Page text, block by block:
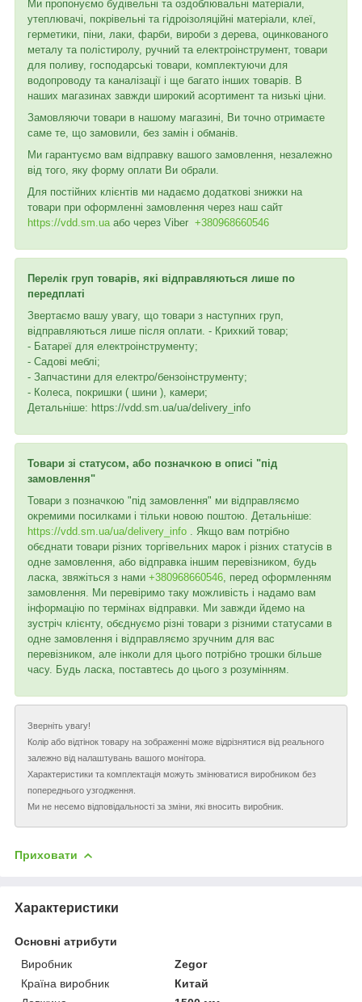
Ми пропонуємо будівельні та оздоблювальні матеріали,
утеплювачі, покрівельні та гідроізоляційні матеріали, клеї,
герметики, піни, лаки, фарби, вироби з дерева, оцинкованого
металу та полістиролу, ручний та електроінструмент, товари
для поливу, господарські товари, комплектуючи для
водопроводу та каналізації і ще багато інших товарів. В
наших магазинах завжди широкий асортимент та низькі ціни.
Замовляючи товари в нашому магазині, Ви точно отримаєте
саме те, що замовили, без замін і обманів.
Ми гарантуємо вам відправку вашого замовлення, незалежно
від того, яку форму оплати Ви обрали.
Для постійних клієнтів ми надаємо додаткові знижки на
товари при оформленні замовлення через наш сайт
https://vdd.sm.ua або через Viber +380968660546
Перелік груп товарів, які відправляються лише по
передплаті
Звертаємо вашу увагу, що товари з наступних груп,
відправляються лише після оплати. - Крихкий товар;
- Батареї для електроінструменту;
- Садові меблі;
- Запчастини для електро/бензоінструменту;
- Колеса, покришки ( шини ), камери;
Детальніше: https://vdd.sm.ua/ua/delivery_info
Товари зі статусом, або позначкою в описі "під
замовлення"
Товари з позначкою "під замовлення" ми відправляємо
окремими посилками і тільки новою поштою. Детальніше:
https://vdd.sm.ua/ua/delivery_info . Якщо вам потрібно
обєднати товари різних торгівельних марок і різних статусів в
одне замовлення, або відправка іншим перевізником, будь
ласка, звяжіться з нами +380968660546 , перед оформленням
замовлення. Ми перевіримо таку можливість і надамо вам
інформацію по термінах відправки. Ми завжди йдемо на
зустріч клієнту, обєднуємо різні товари з різними статусами в
одне замовлення і відправляємо зручним для вас
перевізником, але інколи для цього потрібно трошки більше
часу. Будь ласка, поставтесь до цього з розумінням.
Зверніть увагу!
Колір або відтінок товару на зображенні може відрізнятися від реального
залежно від налаштувань вашого монітора.
Характеристики та комплектація можуть змінюватися виробником без
попереднього узгодження.
Ми не несемо відповідальності за зміни, які вносить виробник.
Приховати
Характеристики
Основні атрибути
Виробник
Zegor
Країна виробник
Китай